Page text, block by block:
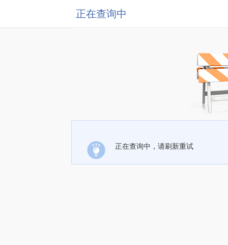
正在查询中
正在查询中，请刷新重试